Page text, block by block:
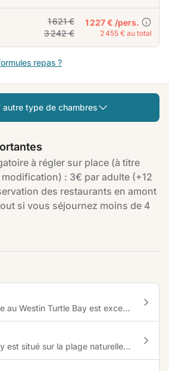
1 621 €
3 242 €
1 227 € /pers.
2 455 € au total
repas ?
autre type de chambres
à régler sur place (à titre
: 3€ par adulte (+12
des restaurants en amont
si vous séjournez moins de 4
L'offre gastronomique au Westin Turtle Bay est exceptionnelle, tant au niveau qualité que quantité : SEASONAL TASTES : Savourez une cuisine moderne internationale avec une cuisine interactive tout au long de la journée et des soirées à thème. Ouvert pour le petit-déjeuner de 6h30 à 10h30 et le dîner de 19h00 à 22h30. KANGAN : Découvrez des menus indiens authentiques revisités et une table de live tandoori. Il propose souvent deux services : un plus tôt en soirée (idéal pour les familles) et un second un peu plus tard (à privilégier pour les couples ou les groupes d'amis). Ouvert pour le dîner de 19h00 à 22h00, sur réservation. FUSION : Spécialisé dans la cuisine d’inspiration japonaise, optez pour des sushis et une cuisine teppanyaki en bord de plage. Ouvert pour le dîner de 19h00 à 22h00, sur réservation. BEACH GRILL : Situé aux abords de la piscine, ce restaurant propose une variété de viandes, poissons et fruits de mer. Ouvert pour le déjeuner de 12h00 à 15h00 et le dîner de 19h30 à 22h00 (soirée à thème - mauricienne ou asiatique - avec supplément). MYSTIQUE : Concept de bar-salon de style contemporain, découvrez de délicieux plats pan-asiatiques et une sélection impressionnante de cocktails. Bar ouvert de 9h00 à minuit. Ouvert pour le déjeuner de 12h00 à 15h00 et le dîner de 19h30 à 22h30. RETREAT BAR : Sirotez de délicieux cocktails soigneusement conçus par des mixologues dévoués, et faites votre choix parmi la plus grande sélection de rhums locaux et internationaux de l’île. Ouvert de 10h00 à 23h00. Des soirées thématiques peuvent être organisées par l’hôtel, comme la Soirée Homards & Crevettes, la Soirée du Pêcheur, la soirée BBQ ou encore un atelier de création de cocktails au The Retreat. The Westin Turtle Bay souhaite limiter son impact sur l'environnement. Chaque lundi, l'hôtel ne sert pas de viande rouge (sauf sur demande). Au sein de son établissement, les herbes aromatiques poussent sur place et des dîners spéciaux sont préparés et servis au sein du potager. Renseignement et réservation sur place. Des alternatives végétariennes et véganes sont servies sur demande. Réservation en amont fortement recommandée, surtout si vous séjournez moins de 4 nuits. Si vous restez plus longtemps, vous pourrez réserver votre table lors de votre arrivée à l'hôtel. Tenue chic-décontractée en soirée (pantalon long pour les hommes). Un service en chambre est proposé sur demande, avec supplément. Des alternatives végétariennes et véganes sont servies sur demande. Possibilité d'organiser des dîners privés ou de commander des paniers pique-niques, sur demande, avec supplément.
The Westin Turtle Bay est situé sur la plage naturelle de la baie aux Tortues, faisant face au parc marin. Cette plage est formée de plusieurs criques encadrées par les roches granitiques. Baie aux Tortues : Bordant le parc marin de Balaclava, la Baie aux Tortues est le lieu privilégié pour plonger et admirer les coraux et poissons colorés. Il est recommandé de porter des chaussures de plage.